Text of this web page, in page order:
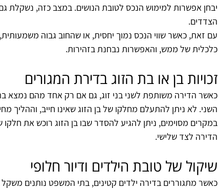
יבחן אפשרות למימוש הנכס לטובת הנושים. במצב כזה, נשקלת גם
הצדדים.
עם זאת, כאשר שווי הנכס נמוך יחסית, או שהחוב גבוה
כלכלית של ממש, והאפשרות נבחנת בזהירות.
זכויות בן או בת הזוג בדירת המגורים
כאשר הדירה משותפת לשני בני זוג, גם אם רק אחד מהם נמצא
השני. לא ניתן להתעלם מחלקו של בן הזוג שאינו חייב, וההליך
במקרים מסוימים, ניתן להגיע להסדר שבו בן הזוג רוכש את
הדירה לצד שלישי.
שיקול של טובת הילדים ודיור חלופי
כאשר מתגוררים בדירה ילדים קטינים, בתי המשפט נותנים